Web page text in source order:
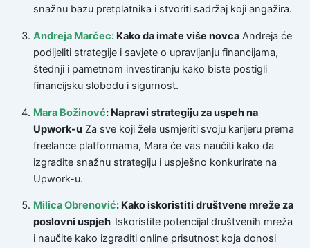
snažnu bazu pretplatnika i stvoriti sadržaj koji angažira.
Andreja Marčec:Kako da imate više novcaAndreja će
podijeliti strategije i savjete o upravljanju financijama,
štednji i pametnom investiranju kako biste postigli
financijsku slobodu i sigurnost.
Mara Božinovć: Napravi strategiju za uspeh na
Upwork-uZa sve koji žele usmjeriti svoju karijeru prema
freelance platformama, Mara će vas naučiti kako da
izgradite snažnu strategiju i uspješno konkurirate na
Upwork-u.
Milica Obrenović: Kako iskoristiti društvene mreže za
poslovni uspjeh Iskoristite potencijal društvenih mreža
i naučite kako izgraditi online prisutnost koja donosi